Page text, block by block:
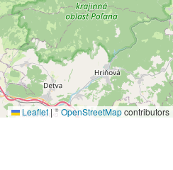
Leaflet | ©OpenStreetMapcontributors